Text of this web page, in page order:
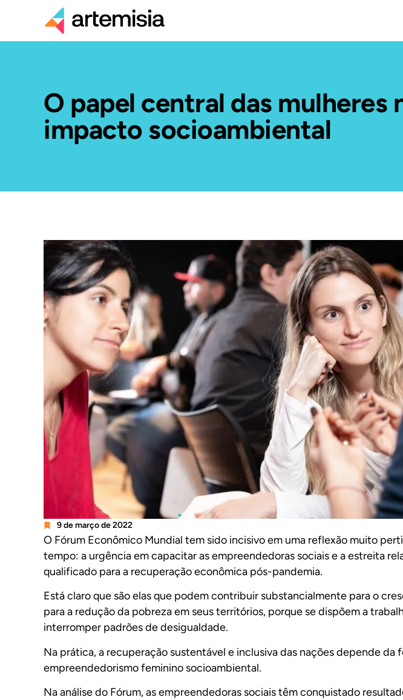
O papel central das mulheres
impacto socioambiental
9 de março de 2022
O Fórum Econômico Mundial tem sido incisivo em uma reflexão muito
tempo: a urgência em capacitar as empreendedoras sociais e a estreita
qualificado para a recuperação econômica pós-pandemia.
Está claro que são elas que podem contribuir substancialmente para o
para a redução da pobreza em seus territórios, porque se dispõem a
interromper padrões de desigualdade.
Na prática, a recuperação sustentável e inclusiva das nações depende da
empreendedorismo feminino socioambiental.
Na análise do Fórum, as empreendedoras sociais têm conquistado